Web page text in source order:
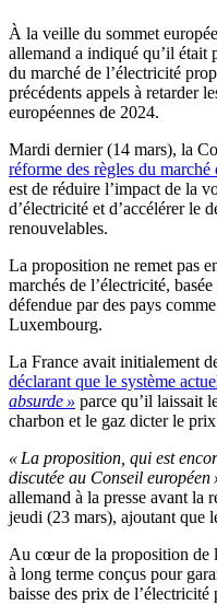
À la veille du sommet
allemand a indiqué qu’il était
du marché de l’électricité
précédents appels à retarder
européennes de 2024.
Mardi dernier (14 mars), la
réforme des règles du marché
est de réduire l’impact de la
d’électricité et d’accélérer le
renouvelables.
La proposition ne remet pas
marchés de l’électricité,
défendue par des pays
Luxembourg.
La France avait initialement
déclarant que le système
absurde » parce qu’il laissait
charbon et le gaz dicter le
« La proposition, qui est
discutée au Conseil européen
allemand à la presse avant la
jeudi (23 mars), ajoutant que
Au cœur de la proposition de
à long terme conçus pour
baisse des prix de